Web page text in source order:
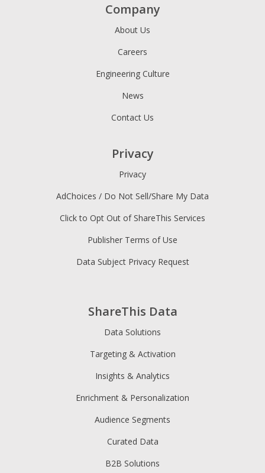
ShareThis Data
Data Solutions
Targeting & Activation
Insights & Analytics
Enrichment & Personalization
Audience Segments
Curated Data
B2B Solutions
Company
About Us
Careers
Engineering Culture
News
Contact Us
Privacy
Privacy
AdChoices / Do Not Sell/Share My Data
Click to Opt Out of ShareThis Services
Publisher Terms of Use
Data Subject Privacy Request